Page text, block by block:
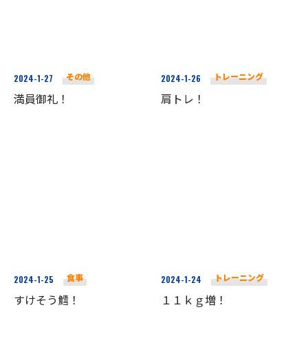
2024-1-27 その他
満員御礼！
2024-1-26 トレーニング
肩トレ！
2024-1-25 食事
すけそう鱈！
2024-1-24 トレーニング
１１ｋｇ増！